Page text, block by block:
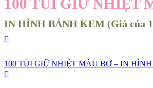
100 TÚI GIỮ NHIỆT
IN HÌNH BÁNH KEM (Giá của
100 TÚI GIỮ NHIỆT MÀU BƠ – IN HÌNH